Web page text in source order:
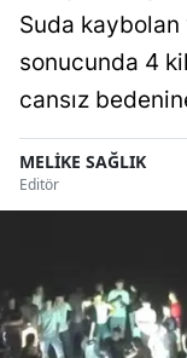
Suda kaybolan
sonucunda 4
cansız
MELİKE SAĞLIK
Editör